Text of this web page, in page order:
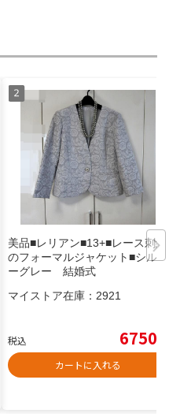
美品■レリアン■13+■レース刺繍
のフォーマルジャケット■シルバ
ーグレー 結婚式
マイストア在庫： 2921
税込 6750
カートに入れる